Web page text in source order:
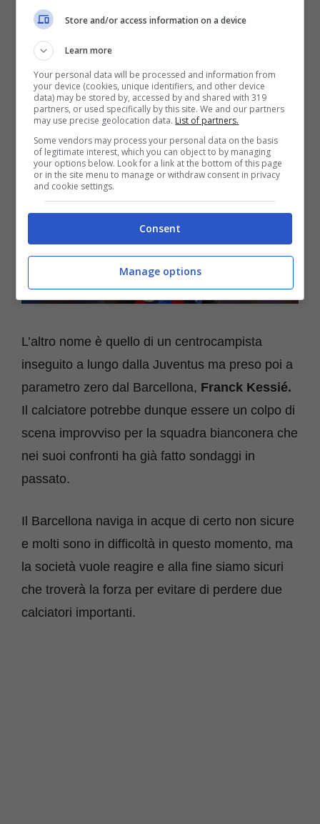
danese classe 1996 Andreas Bodtker
Christensen
l’Inter visto che il Barca rischia di perderlo.
Giocatore dotato di grande fisicità e di prestanza
fisica può fare la differenza giocando sia a tre
che a quattro.
L’altro nome è quello di un centrocampista
inseguito a lungo dalla Juventus ma preso poi a
parametro zero dal Barcellona, Franck Kessié.
Il calciatore potrebbe dunque essere un colpo di
scena improvviso per la squadra bianconera che
nei suoi confronti ha già fatto sondaggi in
passato.
Il Barcellona naviga in acque di certo non sicure
e molti sono in difficoltà in questo momento, ma
la società vuole reagire e alla fine siamo sicuri
che troverà la forza per evitare di perdere due
calciatori importanti.
Store and/or access information on a device
Learn more
Your personal data will be processed and information from
your device (cookies, unique identifiers, and other device
data) may be stored by, accessed by and shared with 319
partners, or used specifically by this site. We and our partners
may use precise geolocation data. List of partners.
Some vendors may process your personal data on the basis
of legitimate interest, which you can object to by managing
your options below. Look for a link at the bottom of this page
or in the site menu to manage or withdraw consent in privacy
and cookie settings.
Consent
Manage options